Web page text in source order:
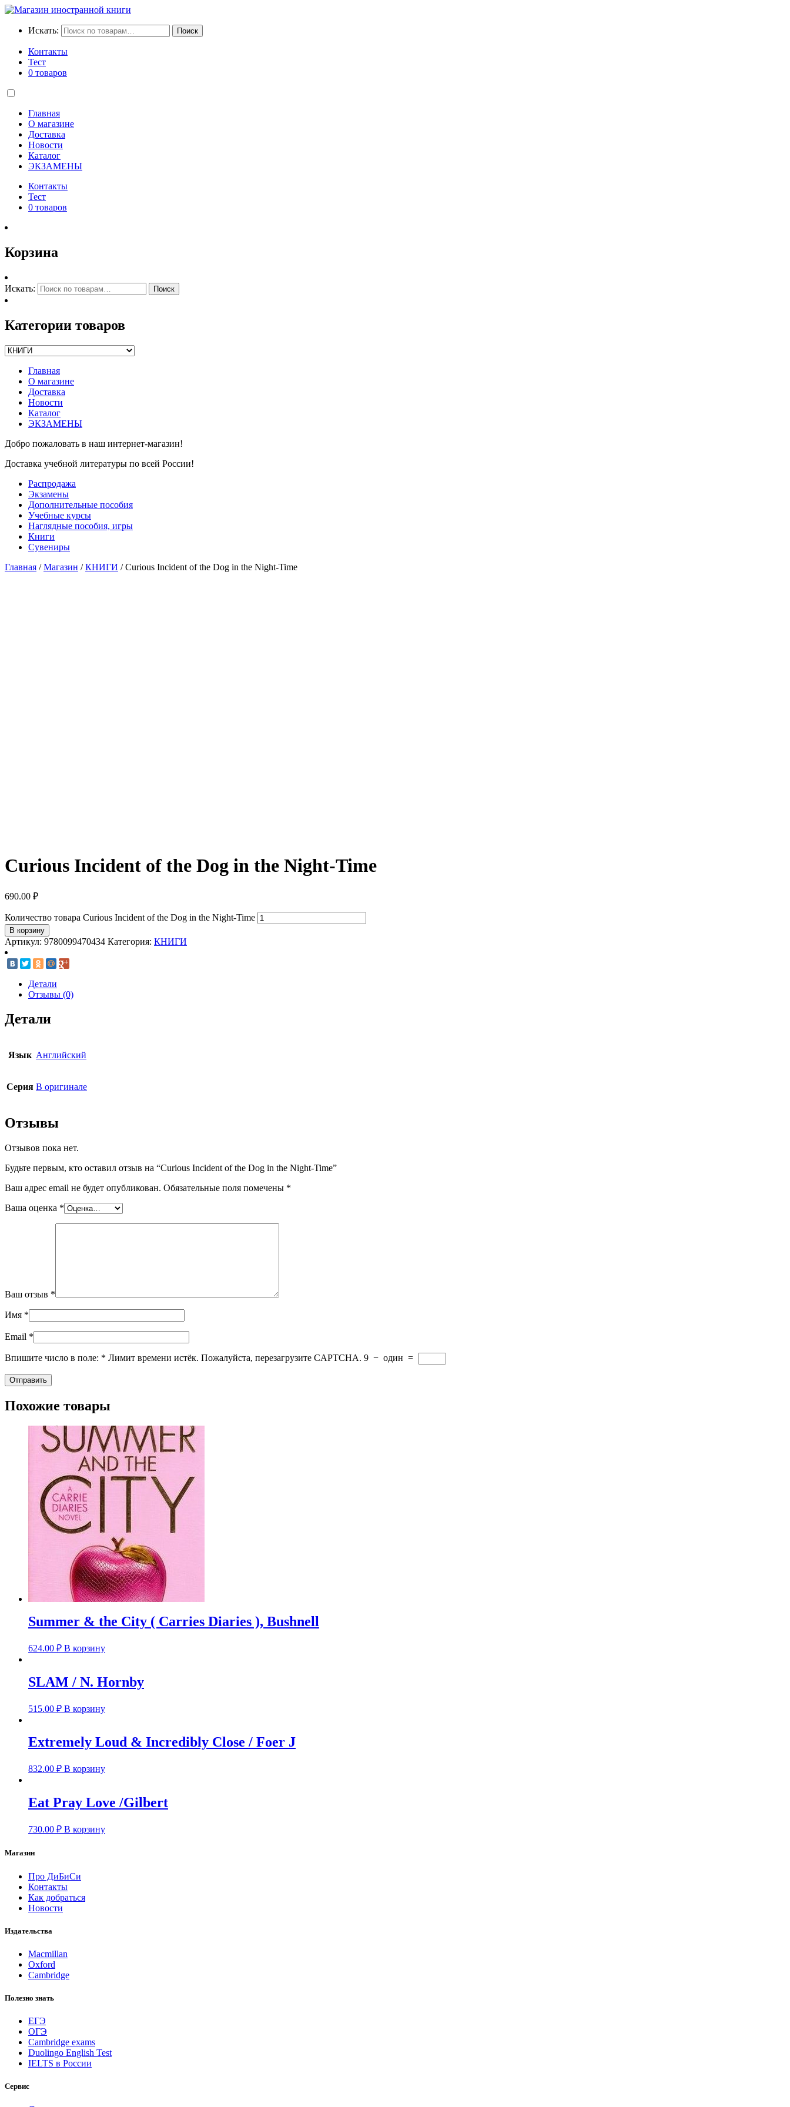
Искать: Поиск
Контакты
Тест
0 товаров
Главная
О магазине
Доставка
Новости
Каталог
ЭКЗАМЕНЫ
Контакты
Тест
0 товаров
Корзина
Искать: Поиск
Категории товаров
Главная
О магазине
Доставка
Новости
Каталог
ЭКЗАМЕНЫ
Добро пожаловать в наш интернет-магазин!
Доставка учебной литературы по всей России!
Распродажа
Экзамены
Дополнительные пособия
Учебные курсы
Наглядные пособия, игры
Книги
Сувениры
Главная /Магазин /КНИГИ / Curious Incident of the Dog in the Night-Time
Curious Incident of the Dog in the Night-Time
690.00 ₽
Количество товара Curious Incident of the Dog in the Night-Time
В корзину
Артикул: 9780099470434 Категория: КНИГИ
Детали
Отзывы (0)
Детали
Язык Английский
Серия В оригинале
Отзывы
Отзывов пока нет.
Будьте первым, кто оставил отзыв на “Curious Incident of the Dog in the Night-Time”
Ваш адрес email не будет опубликован. Обязательные поля помечены *
Ваша оценка *
Ваш отзыв *
Имя *
Email *
Впишите число в поле: * Лимит времени истёк. Пожалуйста, перезагрузите CAPTCHA. 9 − один =
Похожие товары
Summer & the City ( Carries Diaries ), Bushnell
624.00 ₽ В корзину
SLAM / N. Hornby
515.00 ₽ В корзину
Extremely Loud & Incredibly Close / Foer J
832.00 ₽ В корзину
Eat Pray Love /Gilbert
730.00 ₽ В корзину
Магазин
Про ДиБиСи
Контакты
Как добраться
Новости
Издательства
Macmillan
Oxford
Cambridge
Полезно знать
ЕГЭ
ОГЭ
Cambridge exams
Duolingo English Test
IELTS в России
Сервис